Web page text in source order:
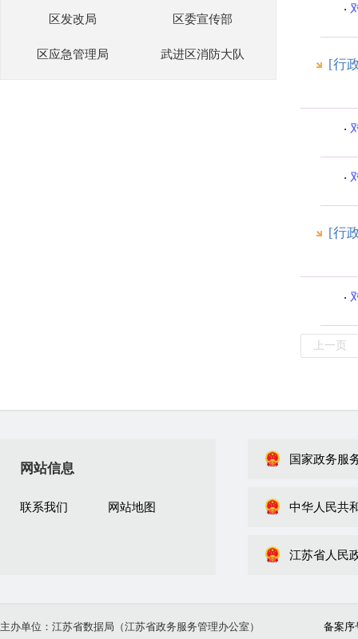
区发改局 区委宣传部
区应急管理局 武进区消防大队
[行
[行
上一页
网站信息
联系我们 网站地图
国家政务服
中华人民共
江苏省人民
主办单位：江苏省数据局（江苏省政务服务管理办公室） 备案序